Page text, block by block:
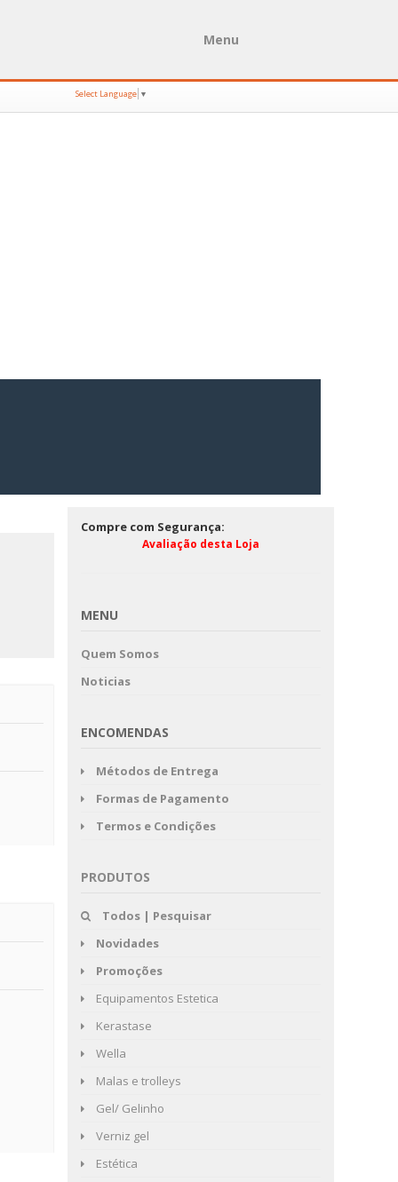
Menu
Select Language ▼
Compre com Segurança:
Avaliação desta Loja
MENU
Quem Somos
Noticias
ENCOMENDAS
Métodos de Entrega
Formas de Pagamento
Termos e Condições
PRODUTOS
Todos | Pesquisar
Novidades
Promoções
Equipamentos Estetica
Kerastase
Wella
Malas e trolleys
Gel/ Gelinho
Verniz gel
Estética